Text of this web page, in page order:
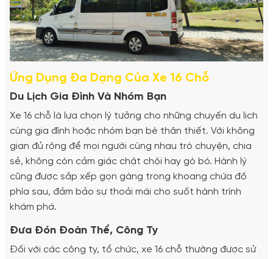
Ứng Dụng Đa Dạng Của Xe 16 Chỗ
Du Lịch Gia Đình Và Nhóm Bạn
Xe 16 chỗ là lựa chọn lý tưởng cho những chuyến du lịch
cùng gia đình hoặc nhóm bạn bè thân thiết. Với không
gian đủ rộng để mọi người cùng nhau trò chuyện, chia
sẻ, không còn cảm giác chật chội hay gò bó. Hành lý
cũng được sắp xếp gọn gàng trong khoang chứa đồ
phía sau, đảm bảo sự thoải mái cho suốt hành trình
khám phá.
Đưa Đón Đoàn Thể, Công Ty
Đối với các công ty, tổ chức, xe 16 chỗ thường được sử